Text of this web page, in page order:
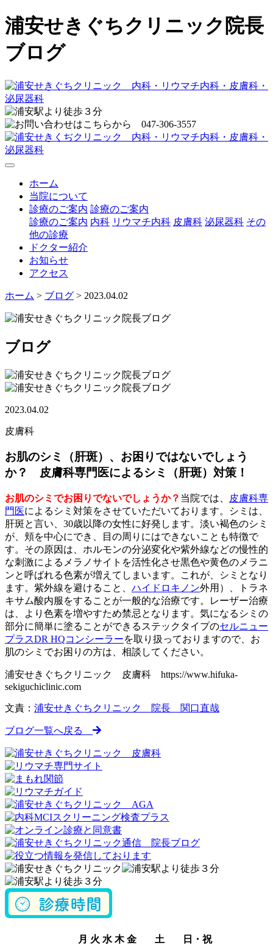
浦安せきぐちクリニック院長
ブログ
ホーム
当院について
診療のご案内 診療のご案内
診療のご案内 内科 リウマチ内科 皮膚科 泌尿器科 その
他の診療
ドクター紹介
お知らせ
アクセス
ホーム > ブログ > 2023.04.02
ブログ
2023.04.02
皮膚科
お肌のシミ（肝斑）、お困りではないでしょう
か？ 皮膚科専門医によるシミ（肝斑）対策！
お肌のシミでお困りでないでしょうか？ 当院では、
皮膚科専
門医による シミ対策をさせていただいておりま す。シミは、
肝斑と言い、30歳以降の女性に好発します。淡い褐色のシミ
が、頬を中心にでき、目の周りにはできないことも特徴で
す。その原因は、ホルモンの分泌変化や紫外線などの慢性的
な刺激によるメラノサイトを活性化させ黒色や黄色のメラニ
ンと呼ばれる色素が増えてしまいます。これが、シミ となり
ます。紫外線を避けること、 ハイドロキノン外用）、トラネ
キサム酸内服をすることが一般的な治療です。レーザー治療
は、より色素を増やすため禁忌となります。気になる シミ の
部分に簡単に塗ることができるステックタイプのセルニュー
プラスDR HQコンシーラーを取り扱っておりますので、お
肌のシミでお困りの方は、相談してください。
浦安せきぐちクリニック 皮膚科 https://www.hifuka-
sekiguchiclinic.com
文責： 浦安せきぐちクリニック 院長 関口直哉
ブログ一覧へ戻る
月 火 水 木 金 土
日・祝